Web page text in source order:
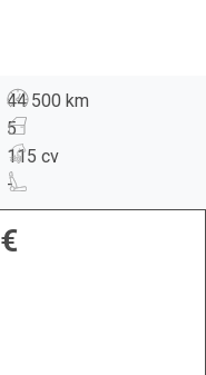
44 500 km
5
115 cv
-
€